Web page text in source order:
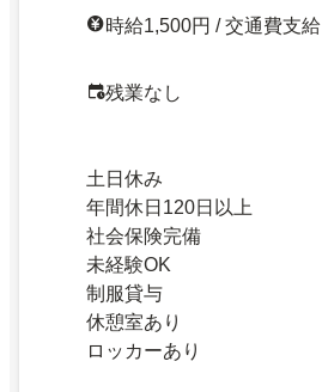
時給1,500円 / 交通費支給
残業なし
土日休み
年間休日120日以上
社会保険完備
未経験OK
制服貸与
休憩室あり
ロッカーあり